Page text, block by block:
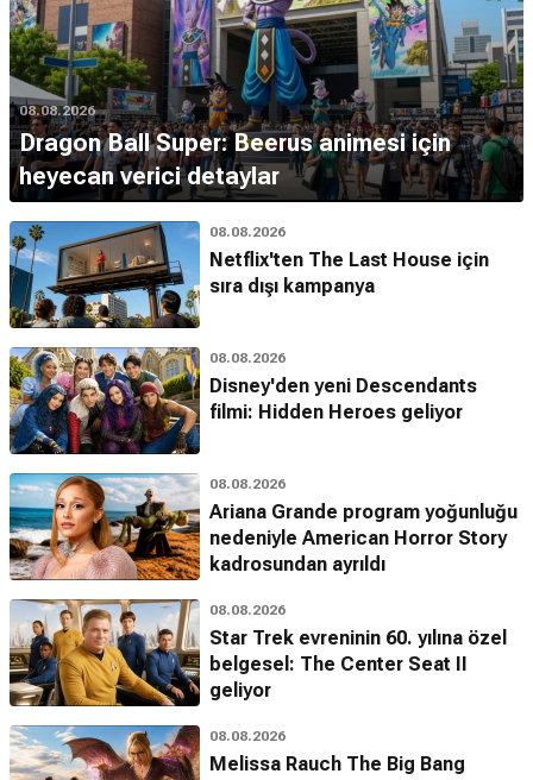
08.08.2026
Dragon Ball Super: Beerus animesi için
heyecan verici detaylar
08.08.2026
Netflix'ten The Last House için
sıra dışı kampanya
08.08.2026
Disney'den yeni Descendants
filmi: Hidden Heroes geliyor
08.08.2026
Ariana Grande program yoğunluğu
nedeniyle American Horror Story
kadrosundan ayrıldı
08.08.2026
Star Trek evreninin 60. yılına özel
belgesel: The Center Seat II
geliyor
08.08.2026
Melissa Rauch The Big Bang